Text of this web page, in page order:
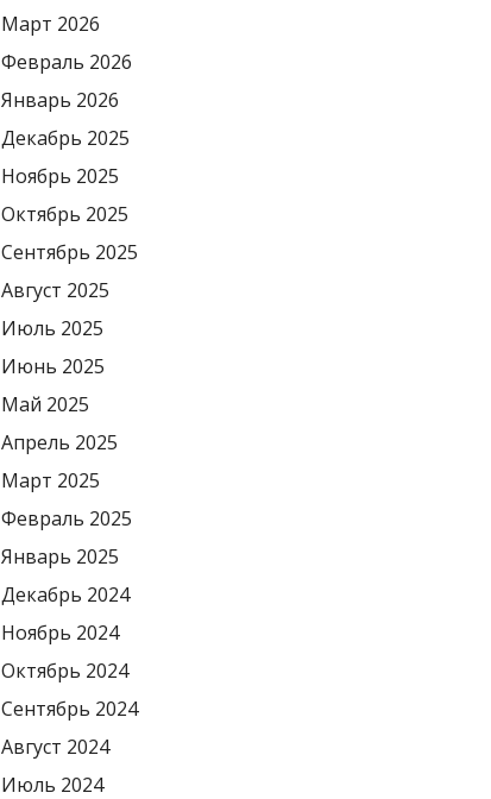
Март 2026
Февраль 2026
Январь 2026
Декабрь 2025
Ноябрь 2025
Октябрь 2025
Сентябрь 2025
Август 2025
Июль 2025
Июнь 2025
Май 2025
Апрель 2025
Март 2025
Февраль 2025
Январь 2025
Декабрь 2024
Ноябрь 2024
Октябрь 2024
Сентябрь 2024
Август 2024
Июль 2024